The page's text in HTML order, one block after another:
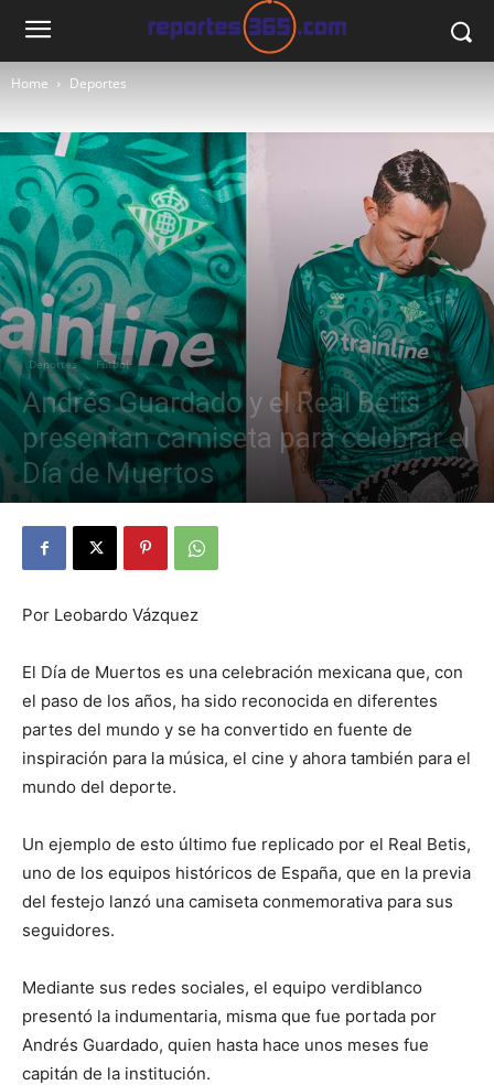
Home Deportes
Deportes Fútbol
Andrés Guardado y el Real Betis
presentan camiseta para celebrar el
Día de Muertos
By Julio Valdez - octubre 22, 2025 23
Por Leobardo Vázquez
El Día de Muertos es una celebración mexicana que, con
el paso de los años, ha sido reconocida en diferentes
partes del mundo y se ha convertido en fuente de
inspiración para la música, el cine y ahora también para el
mundo del deporte.
Un ejemplo de esto último fue replicado por el Real Betis,
uno de los equipos históricos de España, que en la previa
del festejo lanzó una camiseta conmemorativa para sus
seguidores.
Mediante sus redes sociales, el equipo verdiblanco
presentó la indumentaria, misma que fue portada por
Andrés Guardado, quien hasta hace unos meses fue
capitán de la institución.